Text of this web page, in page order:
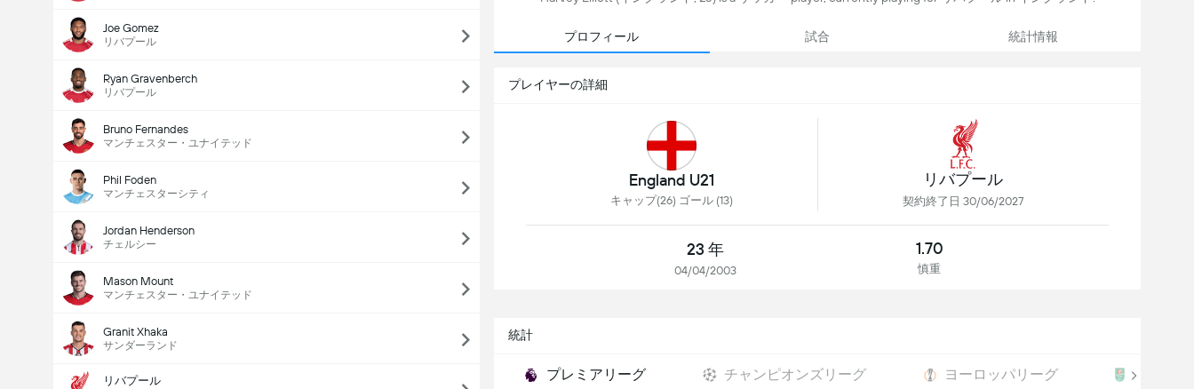
Joe Gomez
リバプール
Ryan Gravenberch
リバプール
Bruno Fernandes
マンチェスター・ユナイテッド
Phil Foden
マンチェスターシティ
Jordan Henderson
チェルシー
Mason Mount
マンチェスター・ユナイテッド
Granit Xhaka
サンダーランド
リバプール
プロフィール 試合 統計情報
プレイヤーの詳細
England U21
キャップ(26) ゴール (13)
リバプール
契約終了日 30/06/2027
23 年
04/04/2003
1.70
慎重
統計
プレミアリーグ チャンピオンズリーグ ヨーロッパリーグ